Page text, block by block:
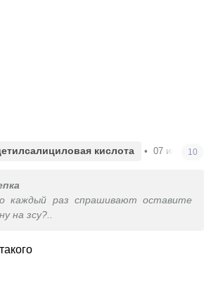
кислота • 07 июня в
10
каждый раз спрашивают оставите
на зсу?..